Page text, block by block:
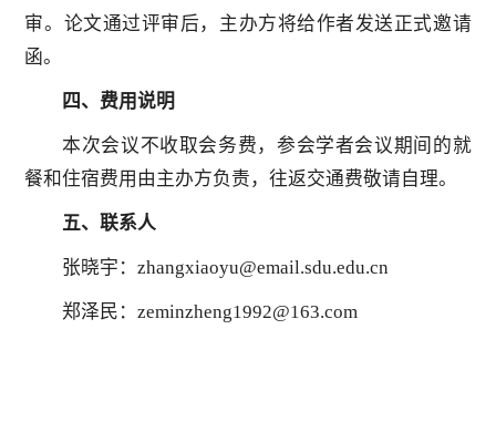
审。论文通过评审后，主办方将给作者发送正式邀请
函。
四、费用说明
本次会议不收取会务费，参会学者会议期间的就
餐和住宿费用由主办方负责，往返交通费敬请自理。
五、联系人
张晓宇：zhangxiaoyu@email.sdu.edu.cn
郑泽民：zeminzheng1992@163.com